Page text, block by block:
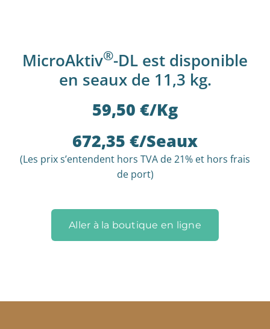
MicroAktiv®-DL est disponible
en seaux de 11,3 kg.
59,50 €/Kg
672,35 €/Seaux
(Les prix s’entendent hors TVA de 21% et hors frais
de port)
Aller à la boutique en ligne